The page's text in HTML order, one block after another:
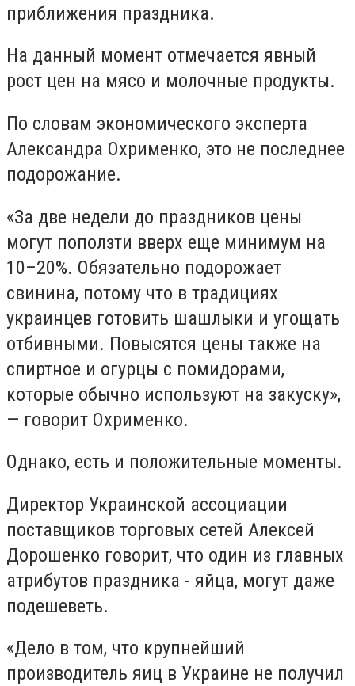
приближения праздника.
На данный момент отмечается явный
рост цен на мясо и молочные продукты.
По словам экономического эксперта
Александра Охрименко, это не последнее
подорожание.
«За две недели до праздников цены
могут поползти вверх еще минимум на
10–20%. Обязательно подорожает
свинина, потому что в традициях
украинцев готовить шашлыки и угощать
отбивными. Повысятся цены также на
спиртное и огурцы с помидорами,
которые обычно используют на закуску»,
— говорит Охрименко.
Однако, есть и положительные моменты.
Директор Украинской ассоциации
поставщиков торговых сетей Алексей
Дорошенко говорит, что один из главных
атрибутов праздника - яйца, могут даже
подешеветь.
«Дело в том, что крупнейший
производитель яиц в Украине не получил